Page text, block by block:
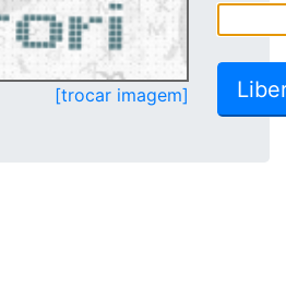
[trocar imagem]